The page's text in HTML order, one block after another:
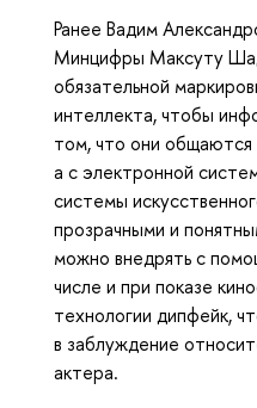
Ранее Вадим
Минцифры Максуту
обязательной
интеллекта, чтобы
том, что они общаются
а с электронной
системы
прозрачными и
можно внедрять с
числе и при показе
технологии дипфейк,
в заблуждение
актера.